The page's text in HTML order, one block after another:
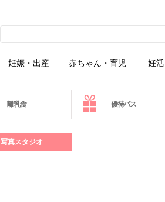
妊娠・出産 赤ちゃん・育児 妊活
離乳食 優待パス
写真スタジオ